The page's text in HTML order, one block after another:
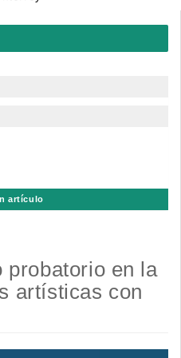
artículo
probatorio en la
artísticas con